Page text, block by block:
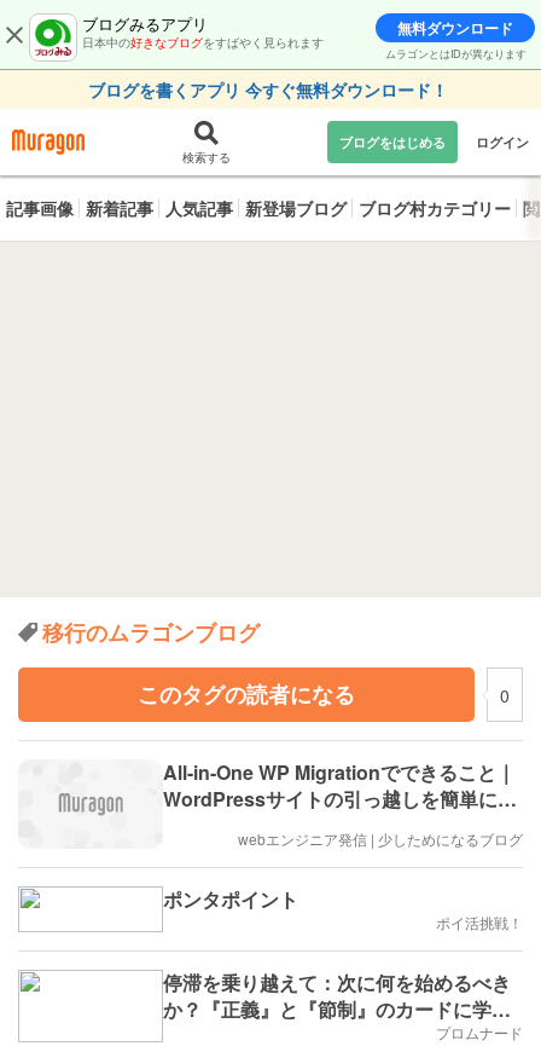
ブログみるアプリ
日本中の好きなブログをすばやく見られます
無料ダウンロード
ムラゴンとはIDが異なります
ブログを書くアプリ 今すぐ無料ダウンロード！
検索する
ブログをはじめる ログイン
記事画像 新着記事 人気記事 新登場ブログ ブログ村カテゴリー
移行のムラゴンブログ
このタグの読者になる
0
All-in-One WP Migrationでできること｜
WordPressサイトの引っ越しを簡単にす
webエンジニア発信 | 少しためになるブログ
ポンタポイント
ポイ活挑戦！
停滞を乗り越えて：次に何を始めるべき
か？『正義』と『節制』のカードに学
ぶ、バランスの取れたキャリア移行術
プロムナード